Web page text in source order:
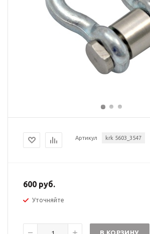
Артикул krk 5603_3547
600 руб.
Уточняйте
В КОРЗИНУ